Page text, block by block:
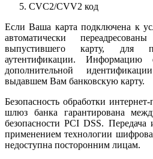
CVC2/CVV2 код
Если Ваша карта подключена к
автоматически
выпустившего карту, для
аутентификации.
дополнительной
выдавшем Вам банковскую карту.
Безопасность обработки
шлюз банка гарантирована
безопасности PCI DSS.
применением технологии
недоступна посторонним лицам.